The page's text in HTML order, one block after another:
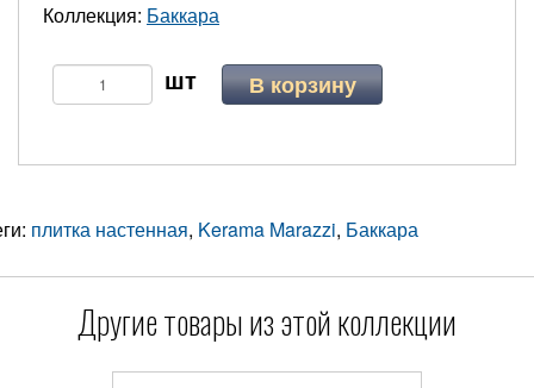
Коллекция: Баккара
В корзину
плитка настенная, Kerama Marazzi, Баккара
Другие товары из этой коллекции